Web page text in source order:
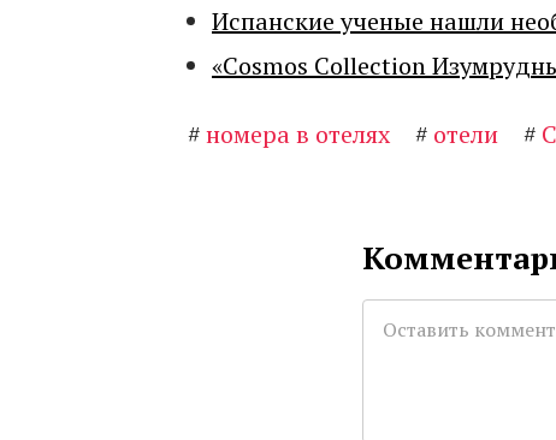
Испанские ученые нашли
«Cosmos Collection
#номера в отелях # отели #